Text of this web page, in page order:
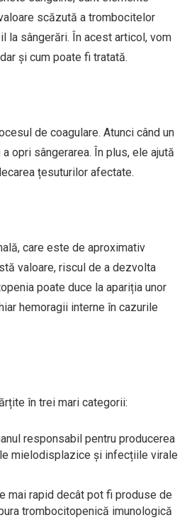
scăzută a trombocitelor
la sângerări. În acest articol, vom
și cum poate fi tratată.
de coagulare. Atunci când un
opri sângerarea. În plus, ele ajută
țesuturilor afectate.
care este de aproximativ
valoare, riscul de a dezvolta
poate duce la apariția unor
hemoragii interne în cazurile
în trei mari categorii:
responsabil pentru producerea
mielodisplazice și infecțiile virale
mai rapid decât pot fi produse de
trombocitopenică imunologică